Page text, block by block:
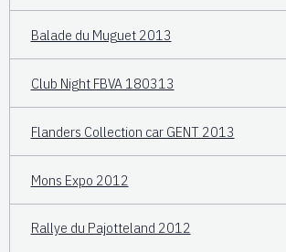
Balade du Muguet 2013
Club Night FBVA 180313
Flanders Collection car GENT 2013
Mons Expo 2012
Rallye du Pajotteland 2012